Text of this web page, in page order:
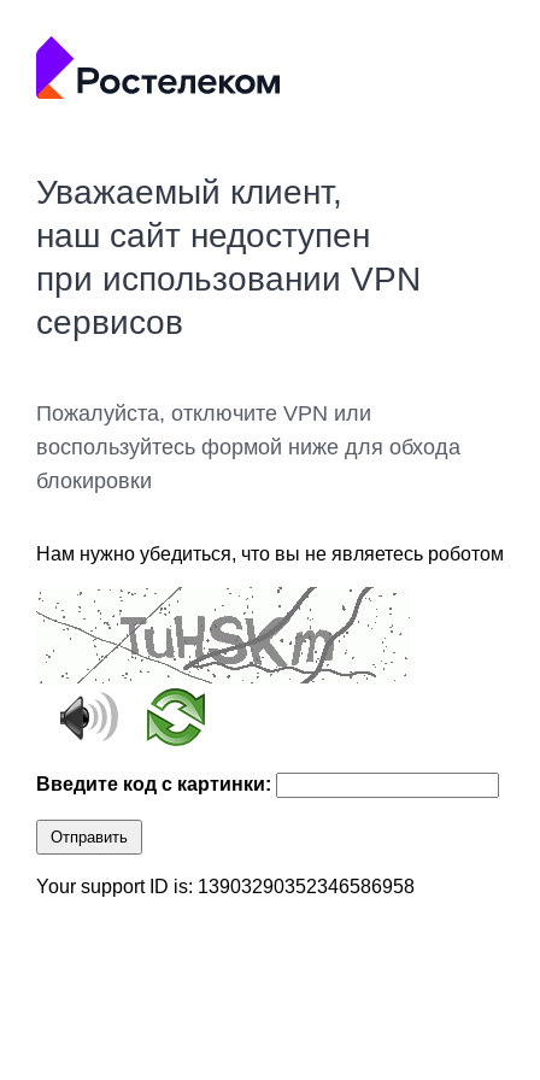
Уважаемый клиент,
наш сайт недоступен
при использовании VPN
сервисов
Пожалуйста, отключите VPN или
воспользуйтесь формой ниже для обхода
блокировки
Нам нужно убедиться, что вы не являетесь роботом
Введите код с картинки:
Отправить
Your support ID is: 13903290352346586958